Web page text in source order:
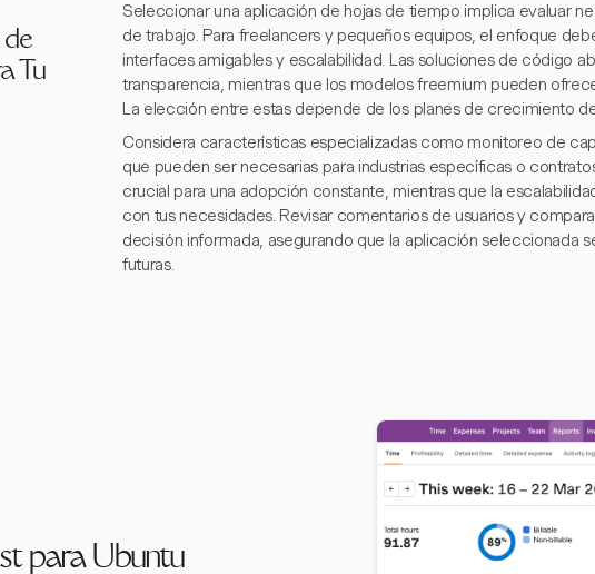
Tu
Seleccionar una aplicación de hojas de tiempo implica evaluar
de trabajo. Para freelancers y pequeños equipos, el enfoque
interfaces amigables y escalabilidad. Las soluciones de código
transparencia, mientras que los modelos freemium pueden
La elección entre estas depende de los planes de crecimiento
Considera características especializadas como monitoreo de
que pueden ser necesarias para industrias específicas o
crucial para una adopción constante, mientras que la
con tus necesidades. Revisar comentarios de usuarios y
decisión informada, asegurando que la aplicación seleccionada
futuras.
para Ubuntu